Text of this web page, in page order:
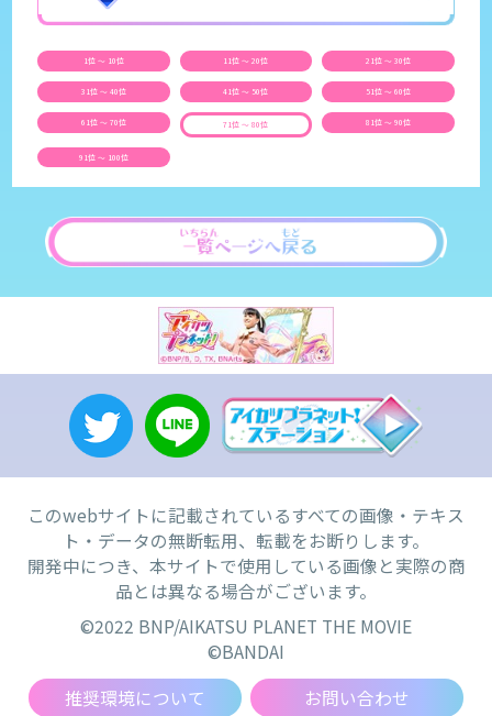
1位 ～ 10位 11位 ～ 20位 21位 ～ 30位
31位 ～ 40位 41位 ～ 50位 51位 ～ 60位
61位 ～ 70位 71位 ～ 80位 81位 ～ 90位
91位 ～ 100位
このwebサイトに記載されているすべての画像・テキス
ト・データの無断転用、転載をお断りします。
開発中につき、本サイトで使用している画像と実際の商
品とは異なる場合がございます。
©2022 BNP/AIKATSU PLANET THE MOVIE
©BANDAI
推奨環境について
お問い合わせ